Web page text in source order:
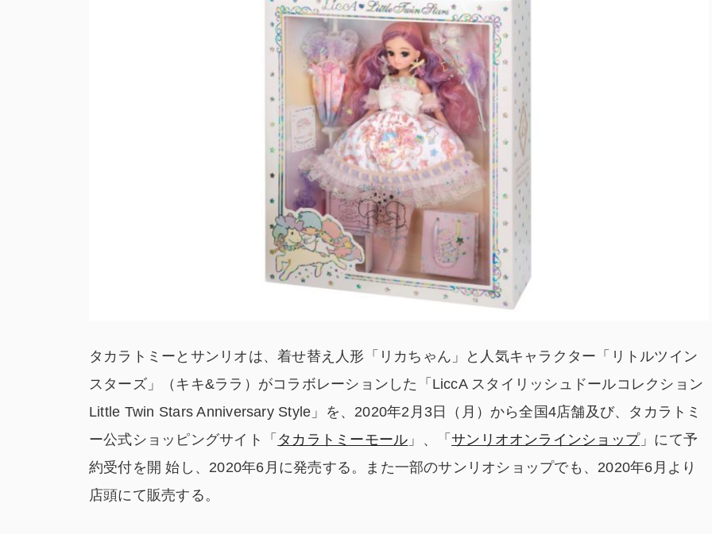
タカラトミーとサンリオは、着せ替え人形「リカちゃん」と人気キャラクター「リトルツイン
スターズ」（キキ&ララ）がコラボレーションした「LiccA スタイリッシュドールコレクション
Little Twin Stars Anniversary Style」を、2020年2月3日（月）から全国4店舗及び、タカラトミ
ー公式ショッピングサイト「 タカラトミーモール 」、「サンリオオンラインショップ」にて予
約受付を開 始し、2020年6月に発売する。また一部のサンリオショップでも、2020年6月より
店頭にて販売する。